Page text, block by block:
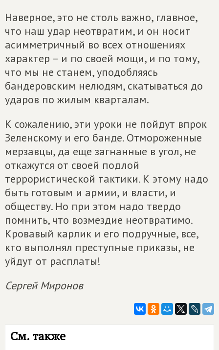
Наверное, это не столь важно, главное,
что наш удар неотвратим, и он носит
асимметричный во всех отношениях
характер – и по своей мощи, и по тому,
что мы не станем, уподобляясь
бандеровским нелюдям, скатываться до
ударов по жилым кварталам.
К сожалению, эти уроки не пойдут впрок
Зеленскому и его банде. Отмороженные
мерзавцы, да еще загнанные в угол, не
откажутся от своей подлой
террористической тактики. К этому надо
быть готовым и армии, и власти, и
обществу. Но при этом надо твердо
помнить, что возмездие неотвратимо.
Кровавый карлик и его подручные, все,
кто выполнял преступные приказы, не
уйдут от расплаты!
Сергей Миронов
См. также